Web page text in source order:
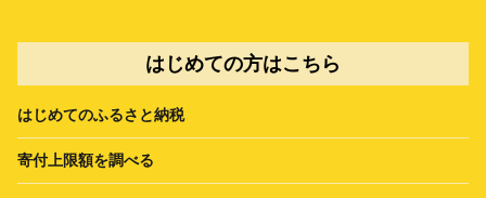
はじめての方はこちら
はじめてのふるさと納税
寄付上限額を調べる